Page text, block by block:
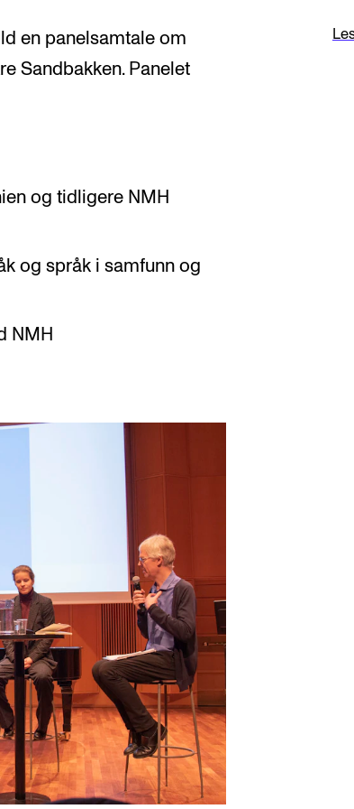
en panelsamtale om
Sandbakken. Panelet
og tidligere NMH
og språk i samfunn og
NMH